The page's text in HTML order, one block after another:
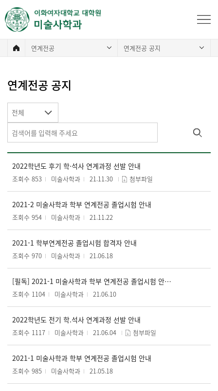
연계전공 연계전공 공지
연계전공 공지
전체
2022학년도 후기 학·석사 연계과정 선발 안내
조회수 853 미술사학과 21.11.30 첨부파일
2021-2 미술사학과 학부 연계전공 졸업시험 안내
조회수 954 미술사학과 21.11.22
2021-1 학부연계전공 졸업시험 합격자 안내
조회수 970 미술사학과 21.06.18
[필독] 2021-1 미술사학과 학부 연계전공 졸업시험 안내(6.11(금) 18:00)
조회수 1104 미술사학과 21.06.10
2022학년도 전기 학.석사 연계과정 선발 안내
조회수 1117 미술사학과 21.06.04 첨부파일
2021-1 미술사학과 학부 연계전공 졸업시험 안내
조회수 985 미술사학과 21.05.18